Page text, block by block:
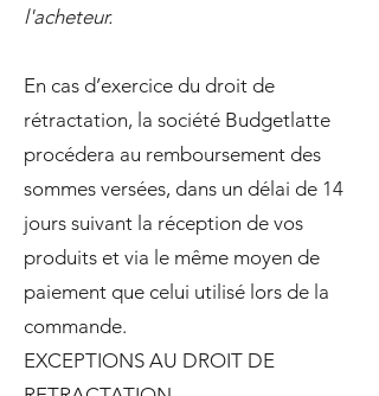
l'acheteur.
En cas d’exercice du droit de
rétractation, la société Budgetlatte
procédera au remboursement des
sommes versées, dans un délai de 14
jours suivant la réception de vos
produits et via le même moyen de
paiement que celui utilisé lors de la
commande.
EXCEPTIONS AU DROIT DE